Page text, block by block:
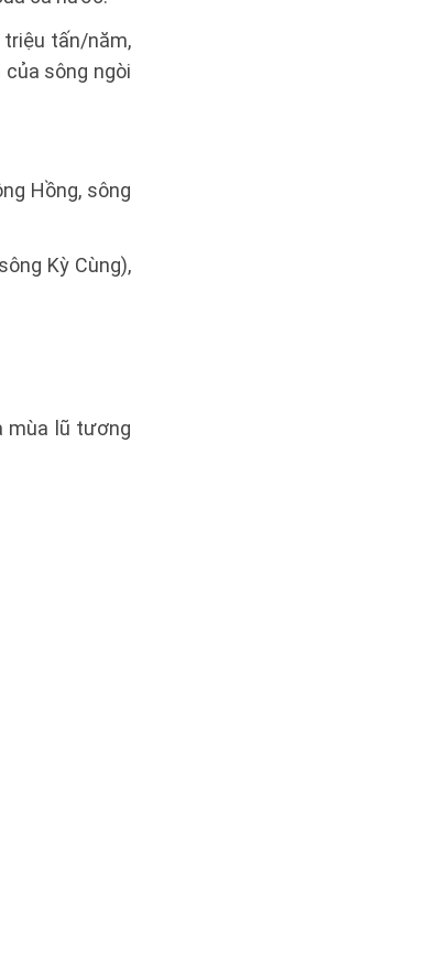
triệu tấn/năm,
sông ngòi
Hồng, sông
Kỳ Cùng),
mùa lũ tương